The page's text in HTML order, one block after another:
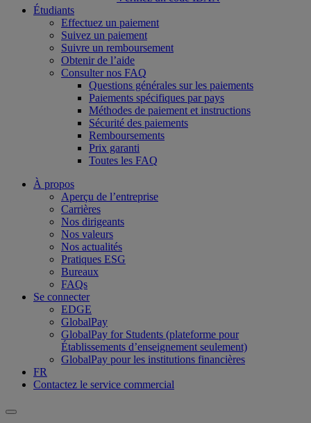
Étudiants
Effectuez un paiement
Suivez un paiement
Suivre un remboursement
Obtenir de l’aide
Consulter nos FAQ
Questions générales sur les paiements
Paiements spécifiques par pays
Méthodes de paiement et instructions
Sécurité des paiements
Remboursements
Prix garanti
Toutes les FAQ
À propos
Aperçu de l’entreprise
Carrières
Nos dirigeants
Nos valeurs
Nos actualités
Pratiques ESG
Bureaux
FAQs
Se connecter
EDGE
GlobalPay
GlobalPay for Students (plateforme pour
Établissements d’enseignement seulement)
GlobalPay pour les institutions financières
FR
Contactez le service commercial